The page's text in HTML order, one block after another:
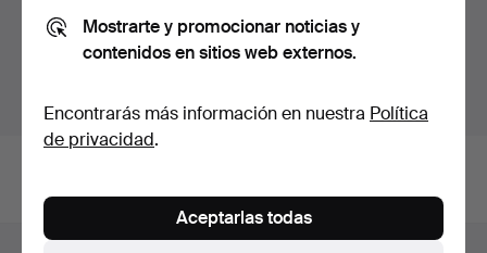
Archivo de subastas
Estás buscando en el archivo de subastas concluidas.
Navegación
Mostrarte y promocionar noticias y
contenidos en sitios web externos.
Encontrarás más información en nuestra Política
de privacidad.
Aceptarlas todas